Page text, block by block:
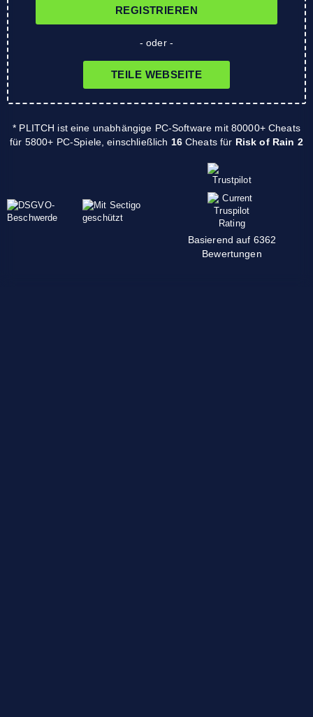
REGISTRIEREN
- oder -
TEILE WEBSEITE
* PLITCH ist eine unabhängige PC-Software mit 80000+ Cheats
für 5800+ PC-Spiele, einschließlich 16Cheats für Risk of Rain 2
Basierend auf 6362
Bewertungen